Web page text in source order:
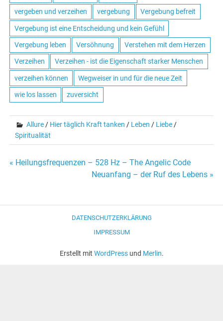
vergeben und verzeihen vergebung Vergebung befreit
Vergebung ist eine Entscheidung und kein Gefühl
Vergebung leben Versöhnung Verstehen mit dem Herzen
Verzeihen Verzeihen - ist die Eigenschaft starker Menschen
verzeihen können Wegweiser in und für die neue Zeit
wie los lassen zuversicht
Allure/ Hier täglich Kraft tanken / Leben / Liebe/
Spiritualität
« Heilungsfrequenzen – 528 Hz – The Angelic Code
Neuanfang – der Ruf des Lebens »
DATENSCHUTZERKLÄRUNG
IMPRESSUM
Erstellt mit WordPressund Merlin.